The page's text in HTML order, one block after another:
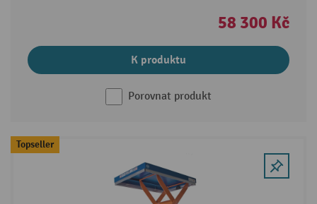
58 300 Kč
K produktu
Porovnat produkt
Topseller